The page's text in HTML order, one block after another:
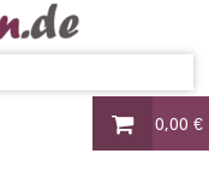
0,00 €